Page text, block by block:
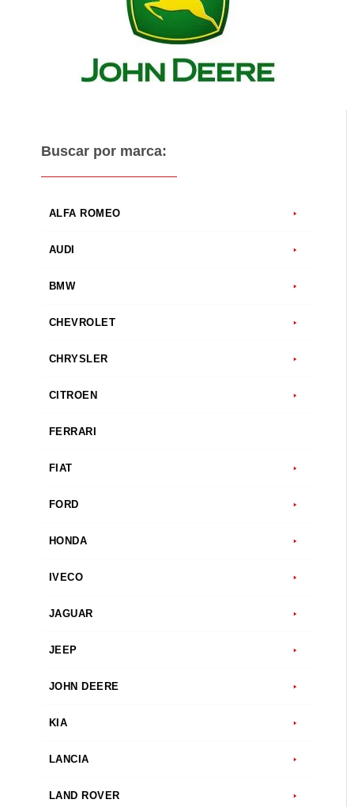
Buscar por marca:
ALFA ROMEO
AUDI
BMW
CHEVROLET
CHRYSLER
CITROEN
FERRARI
FIAT
FORD
HONDA
IVECO
JAGUAR
JEEP
JOHN DEERE
KIA
LANCIA
LAND ROVER